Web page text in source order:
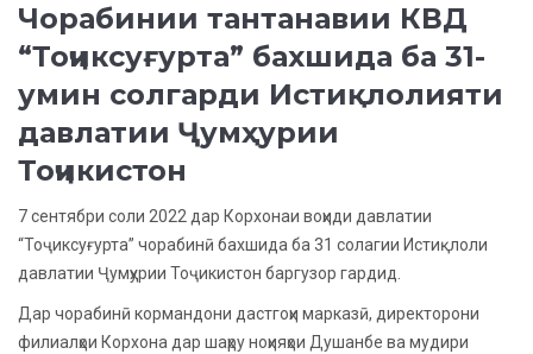
Чорабинии тантанавии КВД
“Тоҷиксуғурта” бахшида ба 31-
умин солгарди Истиқлолияти
давлатии Ҷумҳурии
Тоҷикистон
7 сентябри соли 2022 дар Корхонаи воҳиди давлатии
“Тоҷиксуғурта” чорабинӣ бахшида ба 31 солагии Истиқлоли
давлатии Ҷумҳурии Тоҷикистон баргузор гардид.
Дар чорабинӣ кормандони дастгоҳи марказӣ, директорони
филиалҳои Корхона дар шаҳру ноҳияҳои Душанбе ва мудири